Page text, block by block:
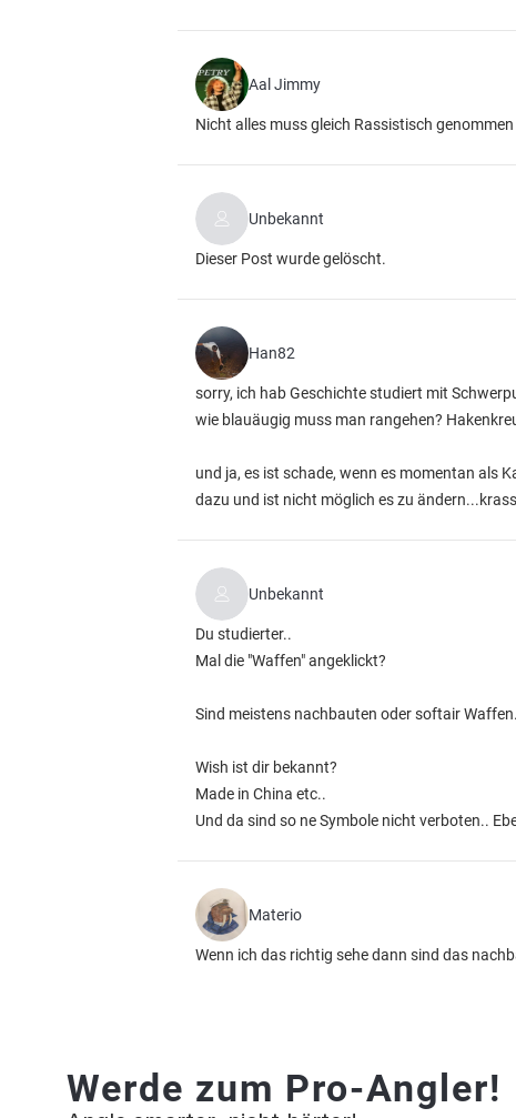
Aal Jimmy
Nicht alles muss gleich Rassistisch
Unbekannt
Dieser Post wurde gelöscht.
Han82
sorry, ich hab Geschichte studiert mit
wie blauäugig muss man rangehen?
und ja, es ist schade, wenn es momentan als
dazu und ist nicht möglich es zu
Unbekannt
Du studierter..
Mal die "Waffen" angeklickt?
Sind meistens nachbauten oder softair
Wish ist dir bekannt?
Made in China etc..
Und da sind so ne Symbole nicht verboten..
Materio
Wenn ich das richtig sehe dann sind das
Werde zum Pro-Angler!